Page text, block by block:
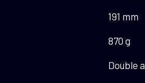
191 mm
870 g
Double